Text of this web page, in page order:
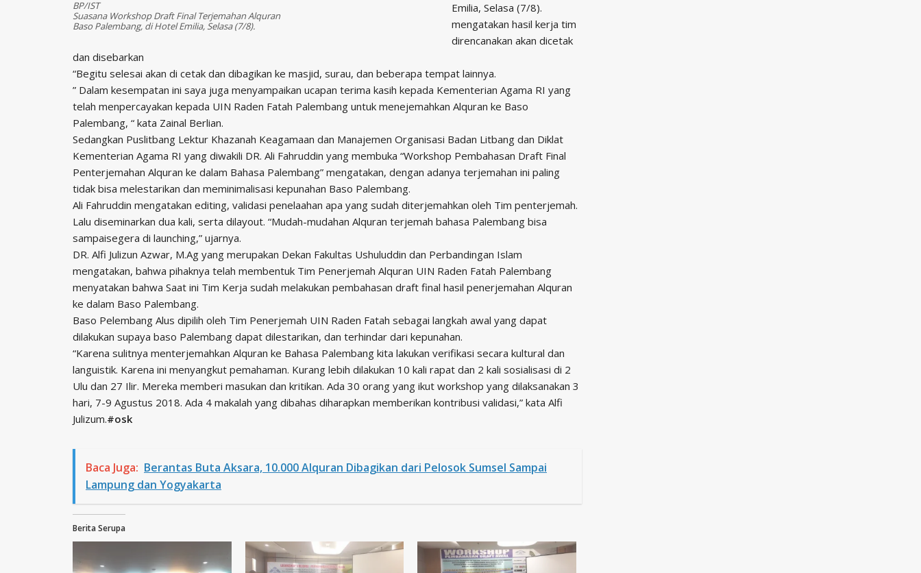
BP/IST
Suasana Workshop Draft Final Terjemahan Alquran
Baso Palembang, di Hotel Emilia, Selasa (7/8).
Emilia, Selasa (7/8).
mengatakan hasil kerja tim
direncanakan akan dicetak
dan disebarkan
“Begitu selesai akan di cetak dan dibagikan ke masjid, surau, dan beberapa tempat lainnya.
” Dalam kesempatan ini saya juga menyampaikan ucapan terima kasih kepada Kementerian Agama RI yang
telah menpercayakan kepada UIN Raden Fatah Palembang untuk menejemahkan Alquran ke Baso
Palembang, “ kata Zainal Berlian.
Sedangkan Puslitbang Lektur Khazanah Keagamaan dan Manajemen Organisasi Badan Litbang dan Diklat
Kementerian Agama RI yang diwakili DR. Ali Fahruddin yang membuka “Workshop Pembahasan Draft Final
Penterjemahan Alquran ke dalam Bahasa Palembang” mengatakan, dengan adanya terjemahan ini paling
tidak bisa melestarikan dan meminimalisasi kepunahan Baso Palembang.
Ali Fahruddin mengatakan editing, validasi penelaahan apa yang sudah diterjemahkan oleh Tim penterjemah.
Lalu diseminarkan dua kali, serta dilayout. “Mudah-mudahan Alquran terjemah bahasa Palembang bisa
sampaisegera di launching,” ujarnya.
DR. Alfi Julizun Azwar, M.Ag yang merupakan Dekan Fakultas Ushuluddin dan Perbandingan Islam
mengatakan, bahwa pihaknya telah membentuk Tim Penerjemah Alquran UIN Raden Fatah Palembang
menyatakan bahwa Saat ini Tim Kerja sudah melakukan pembahasan draft final hasil penerjemahan Alquran
ke dalam Baso Palembang.
Baso Pelembang Alus dipilih oleh Tim Penerjemah UIN Raden Fatah sebagai langkah awal yang dapat
dilakukan supaya baso Palembang dapat dilestarikan, dan terhindar dari kepunahan.
“Karena sulitnya menterjemahkan Alquran ke Bahasa Palembang kita lakukan verifikasi secara kultural dan
languistik. Karena ini menyangkut pemahaman. Kurang lebih dilakukan 10 kali rapat dan 2 kali sosialisasi di 2
Ulu dan 27 Ilir. Mereka memberi masukan dan kritikan. Ada 30 orang yang ikut workshop yang dilaksanakan 3
hari, 7-9 Agustus 2018. Ada 4 makalah yang dibahas diharapkan memberikan kontribusi validasi,” kata Alfi
Julizum.#osk
Baca Juga: Berantas Buta Aksara, 10.000 Alquran Dibagikan dari Pelosok Sumsel Sampai
Lampung dan Yogyakarta
Berita Serupa